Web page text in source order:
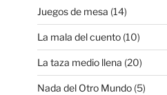
Juegos de mesa (14)
La mala del cuento(10)
La taza medio llena (20)
Nada del Otro Mundo(5)